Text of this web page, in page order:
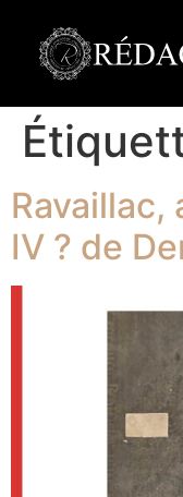
Ravaillac,
IV ? de